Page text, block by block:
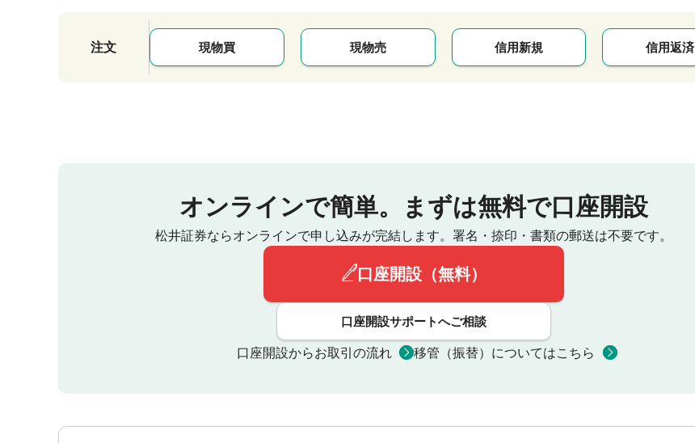
注文 現物買 現物売 信用新規 信用返済
オンラインで簡単。 まずは無料で口座開設
松井証券ならオンラインで申し込みが完結します。 署名・捺印・書類の郵送は不要です。
口座開設（無料）
口座開設サポートへご相談
口座開設からお取引の流れ 移管（振替）についてはこちら